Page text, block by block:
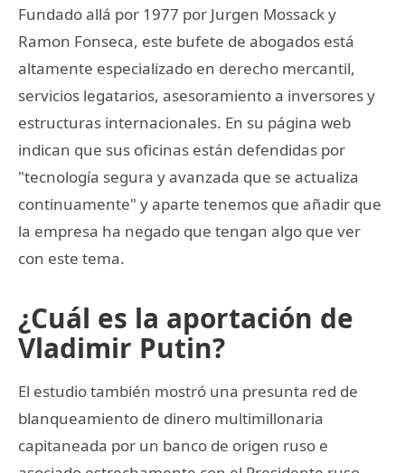
Fundado allá por 1977 por Jurgen Mossack y
Ramon Fonseca, este bufete de abogados está
altamente especializado en derecho mercantil,
servicios legatarios, asesoramiento a inversores y
estructuras internacionales. En su página web
indican que sus oficinas están defendidas por
"tecnología segura y avanzada que se actualiza
continuamente" y aparte tenemos que añadir que
la empresa ha negado que tengan algo que ver
con este tema.
¿Cuál es la aportación de
Vladimir Putin?
El estudio también mostró una presunta red de
blanqueamiento de dinero multimillonaria
capitaneada por un banco de origen ruso e